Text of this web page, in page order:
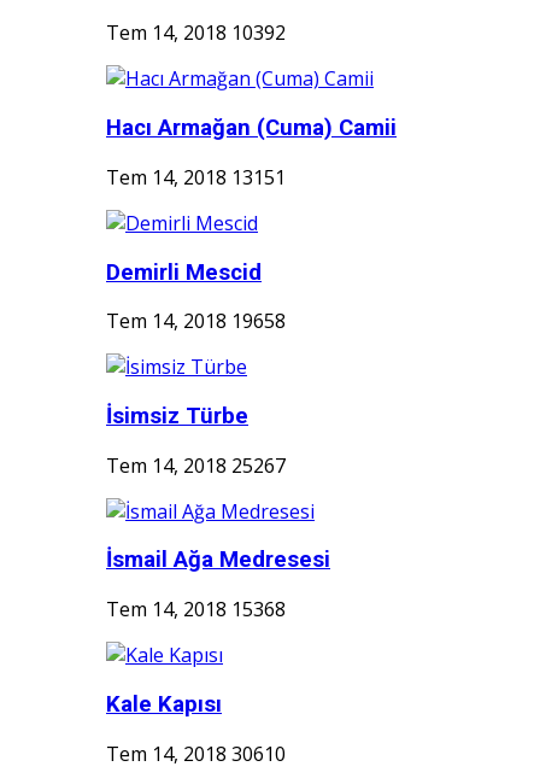
Tem 14, 2018 10392
Hacı Armağan (Cuma) Camii
Tem 14, 2018 13151
Demirli Mescid
Tem 14, 2018 19658
İsimsiz Türbe
Tem 14, 2018 25267
İsmail Ağa Medresesi
Tem 14, 2018 15368
Kale Kapısı
Tem 14, 2018 30610